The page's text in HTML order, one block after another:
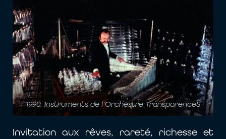
1990. Instruments de l’Orchestre TransparenceS
Invitation aux rêves, rareté, richesse et